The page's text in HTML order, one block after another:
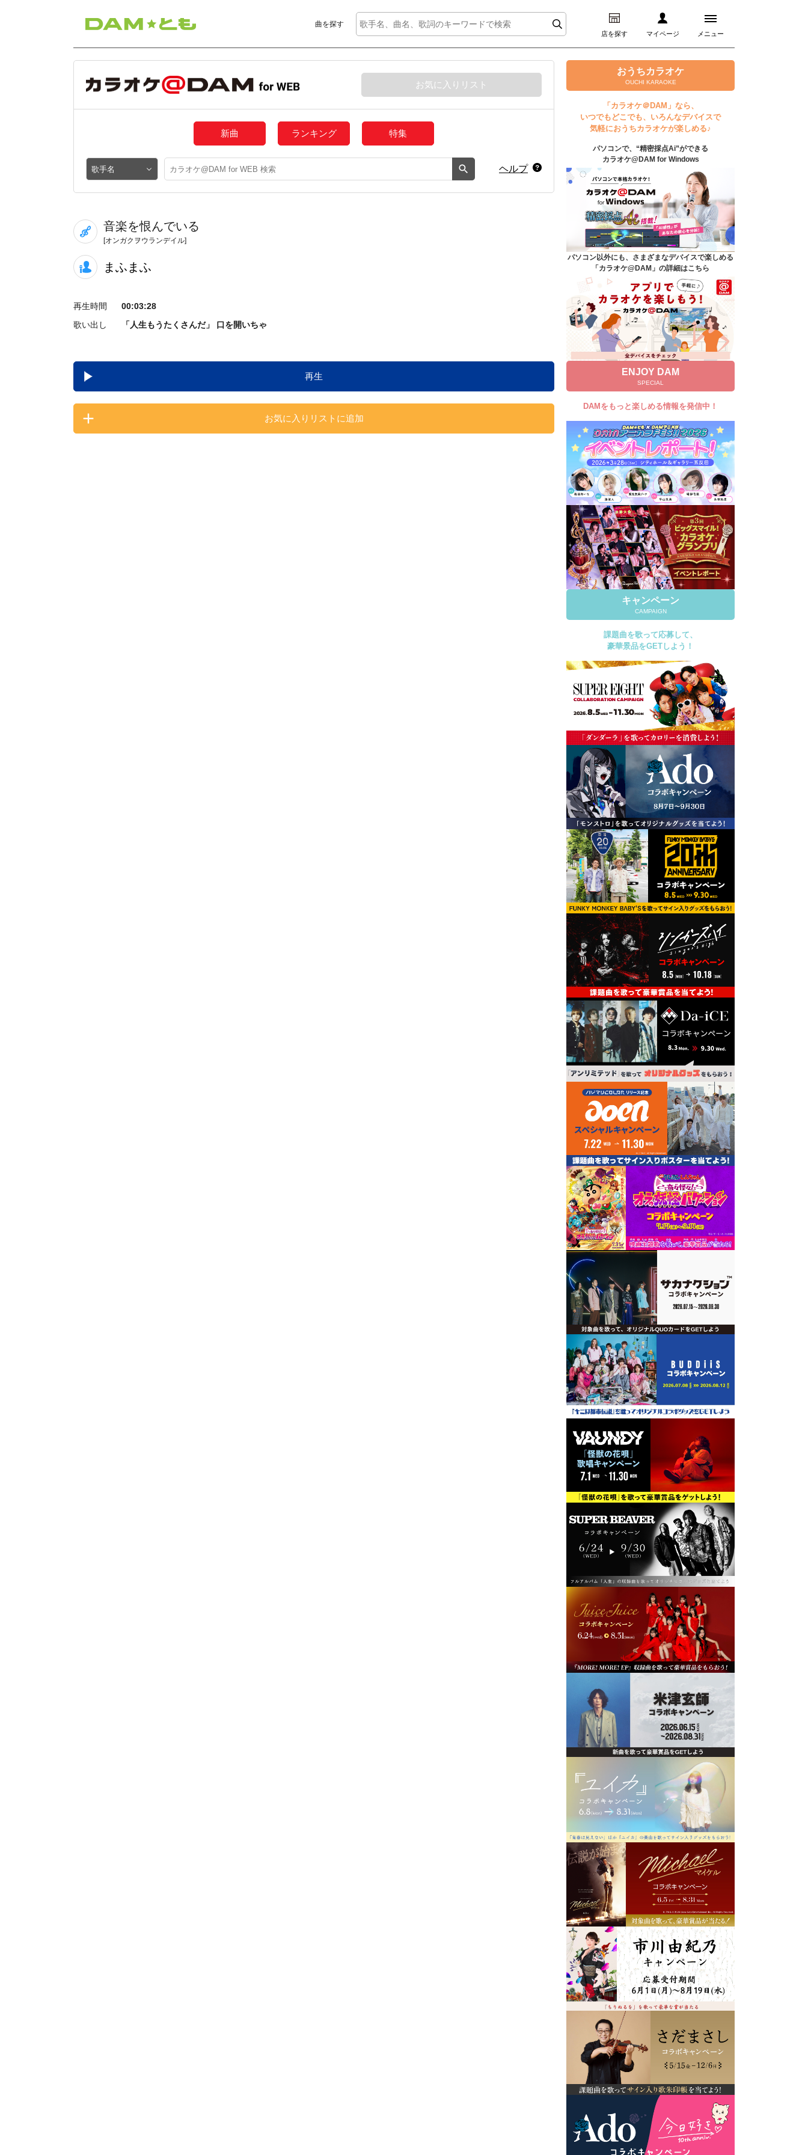
曲を探す
店を探す マイページ メニュー
ログイン
マイページ
プレミアムサービス
DAM★とも動画
DAM★とも録音
カラオケ＠DAM
ユーザー検索
キャンペーン
よくあるご質問
DAMの新曲・ランキングなど
カラオケ最新情報をチェック！
自宅でカラオケ歌い放題！
家族や友達と一緒に！練習にも！
お気に入りリスト
新曲 ランキング 特集
ヘルプ
音楽を恨んでいる
[オンガクヲウランデイル]
まふまふ
再生時間
00:03:28
歌い出し
「人生もうたくさんだ」 口を開いちゃ
再生
お気に入りリストに追加
おうちカラオケ
OUCHI KARAOKE
「カラオケ＠DAM」なら、
いつでもどこでも、いろんなデバイスで
気軽におうちカラオケが楽しめる♪
パソコンで、“精密採点Ai”ができる
カラオケ@DAM for Windows
パソコン以外にも、さまざまなデバイスで楽しめる
「カラオケ@DAM」の詳細はこちら
ENJOY DAM
SPECIAL
DAMをもっと楽しめる情報を発信中！
キャンペーン
CAMPAIGN
課題曲を歌って応募して、
豪華景品をGETしよう！